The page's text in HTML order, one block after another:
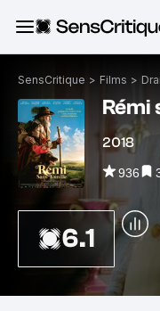
SensCritique > Films >
Rémi
2018
936
6.1